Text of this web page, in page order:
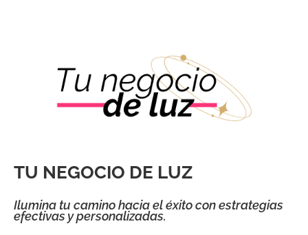
TU NEGOCIO DE LUZ
Ilumina tu camino hacia el éxito con estrategias
efectivas y personalizadas.